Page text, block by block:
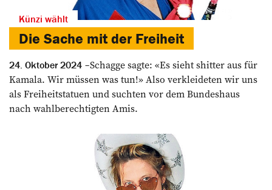
Künzi wählt
Die Sache mit der Freiheit
24. Oktober 2024
Schagge sagte: «Es sieht shitter aus für
Kamala. Wir müssen was tun!» Also verkleideten wir uns
als Freiheitsta­tuen und suchten vor dem Bundeshaus
nach wahlberechtigten Amis.